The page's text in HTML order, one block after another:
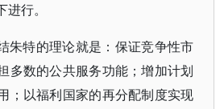
行。
朱特的理论就是：保证竞争性市
多数的公共服务功能；增加计划
；以福利国家的再分配制度实现